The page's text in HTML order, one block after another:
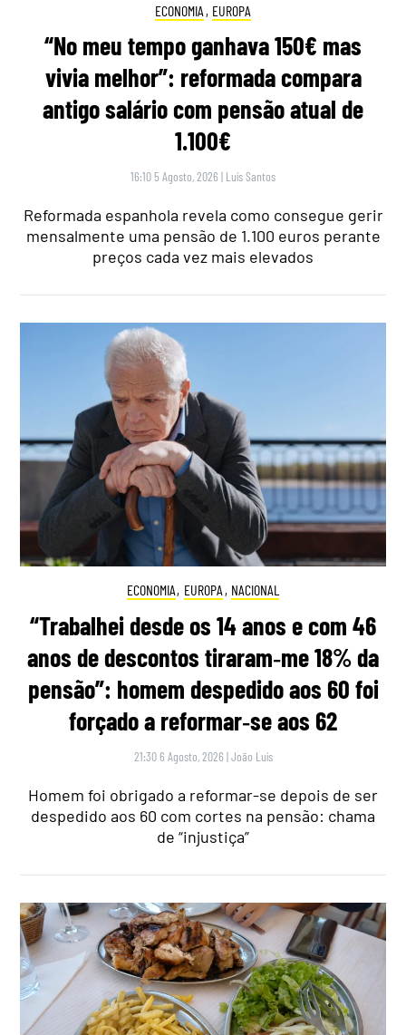
ECONOMIA , EUROPA
“No meu tempo ganhava 150€ mas
vivia melhor”: reformada compara
antigo salário com pensão atual de
1.100€
16:10 5 Agosto, 2026 | Luís Santos
Reformada espanhola revela como consegue gerir
mensalmente uma pensão de 1.100 euros perante
preços cada vez mais elevados
ECONOMIA, EUROPA , NACIONAL
“Trabalhei desde os 14 anos e com 46
anos de descontos tiraram‑me 18% da
pensão”: homem despedido aos 60 foi
forçado a reformar‑se aos 62
21:30 6 Agosto, 2026 |João Luís
Homem foi obrigado a reformar-se depois de ser
despedido aos 60 com cortes na pensão: chama
de “injustiça”